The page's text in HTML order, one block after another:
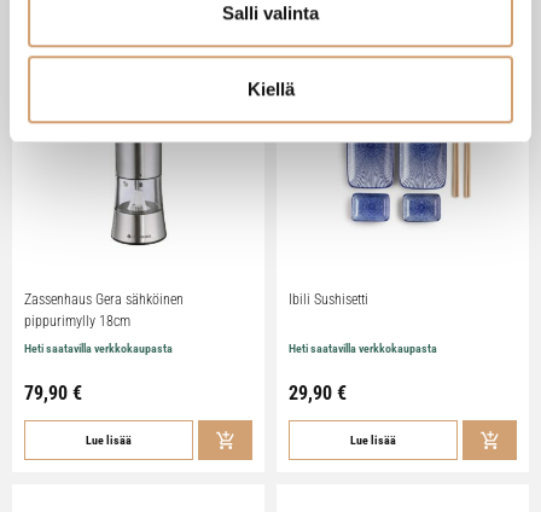
Salli valinta
Kiellä
Zassenhaus Gera sähköinen
pippurimylly 18cm
Heti saatavilla verkkokaupasta
79,90 €
Lue lisää
Ibili Sushisetti
Heti saatavilla verkkokaupasta
29,90 €
Lue lisää